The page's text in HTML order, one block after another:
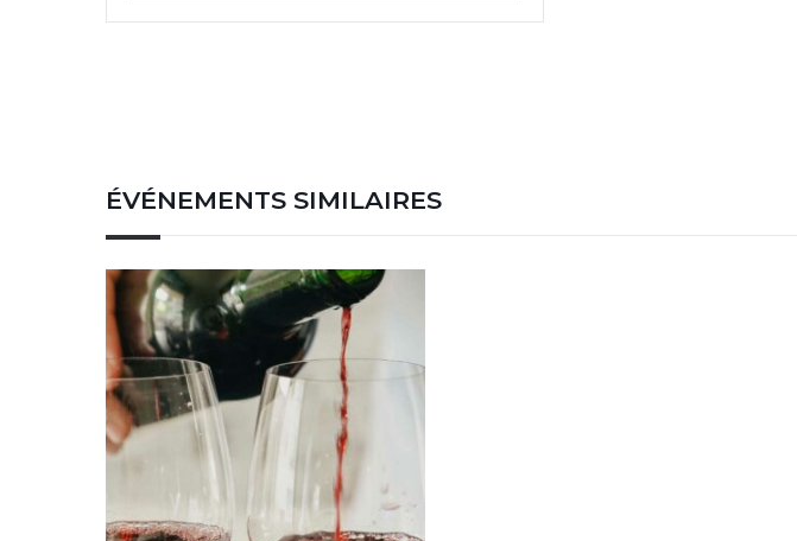
ÉVÉNEMENTS SIMILAIRES